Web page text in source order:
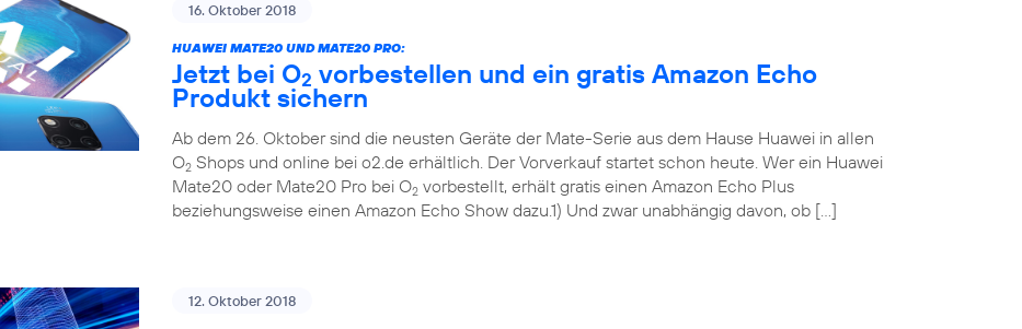
16. Oktober 2018
HUAWEI MATE20 UND MATE20 PRO:
Jetzt bei O2 vorbestellen und ein gratis Amazon Echo
Produkt sichern
Ab dem 26. Oktober sind die neusten Geräte der Mate-Serie aus dem Hause Huawei in allen
O2 Shops und online bei o2.de erhältlich. Der Vorverkauf startet schon heute. Wer ein Huawei
Mate20 oder Mate20 Pro bei O2 vorbestellt, erhält gratis einen Amazon Echo Plus
beziehungsweise einen Amazon Echo Show dazu.1) Und zwar unabhängig davon, ob […]
12. Oktober 2018